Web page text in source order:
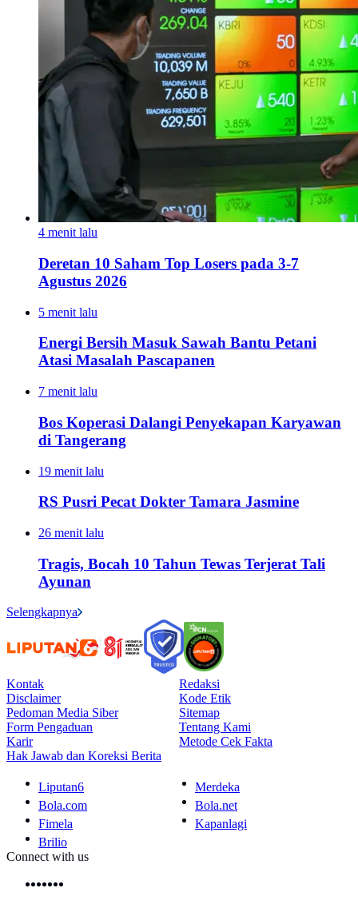
4 menit lalu
Deretan 10 Saham Top Losers pada 3-7
Agustus 2026
5 menit lalu
Energi Bersih Masuk Sawah Bantu Petani
Atasi Masalah Pascapanen
7 menit lalu
Bos Koperasi Dalangi Penyekapan Karyawan
di Tangerang
19 menit lalu
RS Pusri Pecat Dokter Tamara Jasmine
26 menit lalu
Tragis, Bocah 10 Tahun Tewas Terjerat Tali
Ayunan
Selengkapnya
Kontak
Redaksi
Disclaimer
Kode Etik
Pedoman Media Siber
Sitemap
Form Pengaduan
Tentang Kami
Karir
Metode Cek Fakta
Hak Jawab dan Koreksi Berita
Liputan6
Merdeka
Bola.com
Bola.net
Fimela
Kapanlagi
Brilio
Connect with us